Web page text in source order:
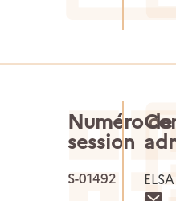
Numéro de
session
S-01492